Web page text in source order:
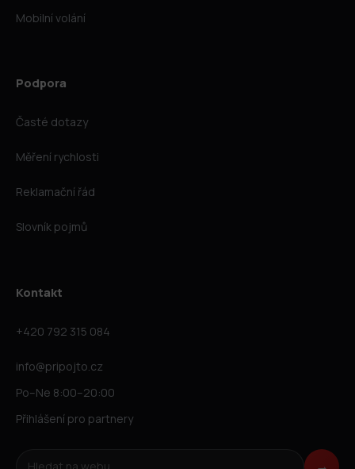
Mobilní volání
Podpora
Časté dotazy
Měření rychlosti
Reklamační řád
Slovník pojmů
Kontakt
+420 792 315 084
info@pripojto.cz
Po–Ne 8:00–20:00
Přihlášení pro partnery
Hledat na webu